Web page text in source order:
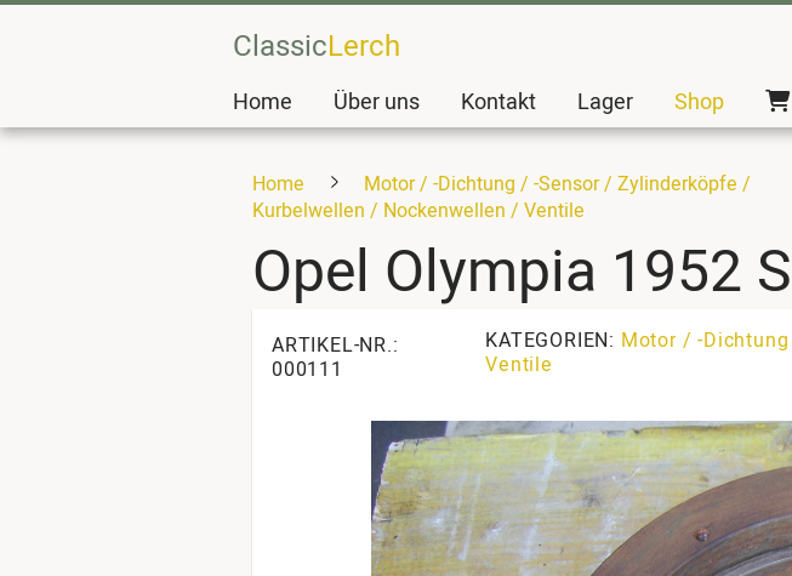
ClassicLerch
Home Über uns Kontakt Lager Shop
Home
Motor / -Dichtung / -Sensor / Zylinderköpfe /
Kurbelwellen / Nockenwellen / Ventile
Opel Olympia 1952
ARTIKEL-NR.:
000111
KATEGORIEN: Motor / -
Ventile